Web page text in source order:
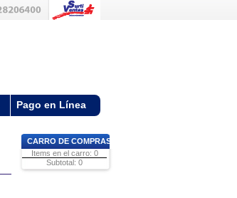
Pago en Línea
CARRO DE COMPRAS
Items en el carro: 0
Subtotal: 0